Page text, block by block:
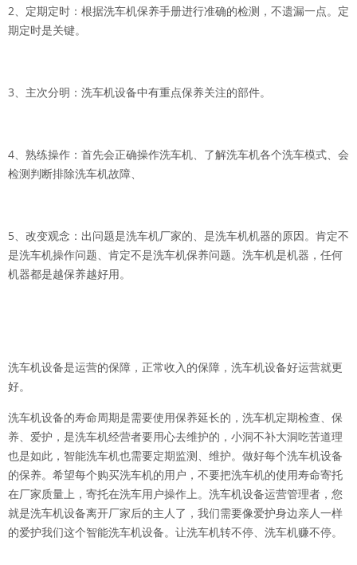
2、定期定时：根据洗车机保养手册进行准确的检测，不遗漏一点。定
期定时是关键。
3、主次分明：洗车机设备中有重点保养关注的部件。
4、熟练操作：首先会正确操作洗车机、了解洗车机各个洗车模式、会
检测判断排除洗车机故障、
5、改变观念：出问题是洗车机厂家的、是洗车机机器的原因。肯定不
是洗车机操作问题、肯定不是洗车机保养问题。洗车机是机器，任何
机器都是越保养越好用。
洗车机设备是运营的保障，正常收入的保障，洗车机设备好运营就更
好。
洗车机设备的寿命周期是需要使用保养延长的，洗车机定期检查、保
养、爱护，是洗车机经营者要用心去维护的，小洞不补大洞吃苦道理
也是如此，智能洗车机也需要定期监测、维护。做好每个洗车机设备
的保养。希望每个购买洗车机的用户，不要把洗车机的使用寿命寄托
在厂家质量上，寄托在洗车用户操作上。 洗车机设备运营管理者，您
就是洗车机设备离开厂家后的主人了，我们需要像爱护身边亲人一样
的爱护我们这个智能洗车机设备。让洗车机转不停、洗车机赚不停。